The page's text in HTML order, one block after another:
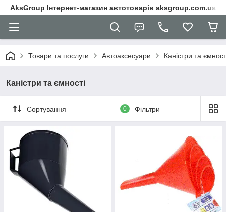
AksGroup Інтернет-магазин автотоварів aksgroup.com.ua
Товари та послуги Автоаксесуари Каністри та
Каністри та ємності
Сортування 0 Фільтри